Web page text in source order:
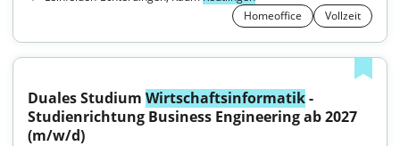
Homeoffice
Vollzeit
Duales Studium Wirtschaftsinformatik -
Studienrichtung Business Engineering ab 2027
(m/w/d)